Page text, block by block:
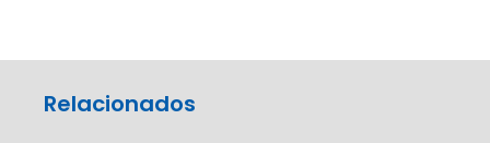
Relacionados